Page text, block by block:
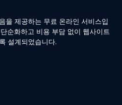
을 제공하는 무료 온라인 서비스입
순화하고 비용 부담 없이 웹사이트
설계되었습니다.